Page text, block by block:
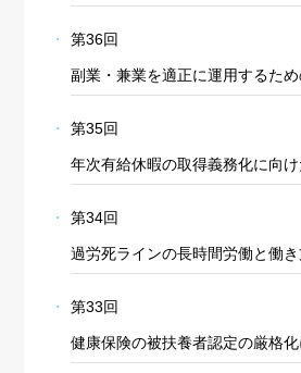
第36回
副業・兼業を適正に運用するた
第35回
年次有給休暇の取得義務化に向
第34回
過労死ラインの長時間労働と働
第33回
健康保険の被扶養者認定の厳格